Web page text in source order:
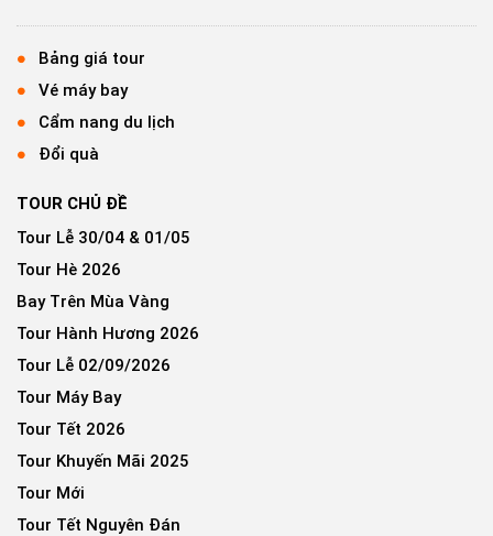
Bảng giá tour
Vé máy bay
Cẩm nang du lịch
Đổi quà
TOUR CHỦ ĐỀ
Tour Lễ 30/04 & 01/05
Tour Hè 2026
Bay Trên Mùa Vàng
Tour Hành Hương 2026
Tour Lễ 02/09/2026
Tour Máy Bay
Tour Tết 2026
Tour Khuyến Mãi 2025
Tour Mới
Tour Tết Nguyên Đán